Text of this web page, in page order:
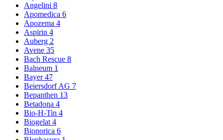
Angelini 8
Apomedica 6
Apozema 4
Aspirin 4
Auberg 2
Avene 35
Bach Rescue 8
Balneum 1
Bayer47
Beiersdorf AG 7
Bepanthen 13
Betadona 4
Bio-H-Tin 4
Biogelat 4
Bionorica 6